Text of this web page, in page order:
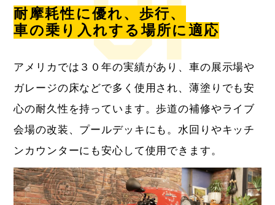
耐摩耗性に優れ、歩行、
車の乗り入れする場所に適応
アメリカでは３０年の実績があり、車の展示場や
ガレージの床などで多く使用され、薄塗りでも安
心の耐久性を持っています。歩道の補修やライブ
会場の改装、プールデッキにも。水回りやキッチ
ンカウンターにも安心して使用できます。